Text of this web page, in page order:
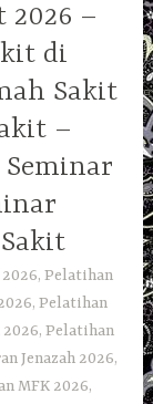
2026 –
di
Sakit
–
2026, Pelatihan
Pelatihan
2026, Pelatihan
Jenazah 2026,
MFK 2026,